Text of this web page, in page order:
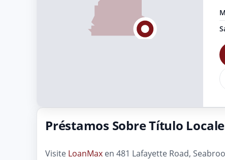
Préstamos Sobre Título
Visite LoanMax en 481 Lafayette Road,